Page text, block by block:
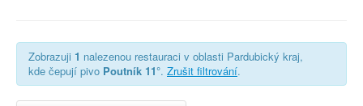
Zobrazuji 1 nalezenou restauraci v oblasti Pardubický kraj,
kde čepují pivo Poutník 11°. Zrušit filtrování.